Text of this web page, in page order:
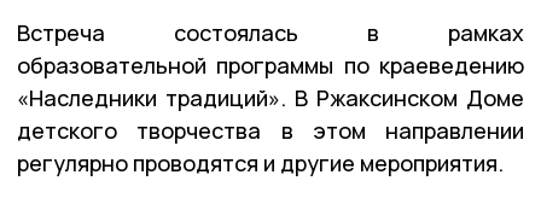
Встреча состоялась в рамках
образовательной программы по краеведению
«Наследники традиций». В Ржаксинском Доме
детского творчества в этом направлении
регулярно проводятся и другие мероприятия.